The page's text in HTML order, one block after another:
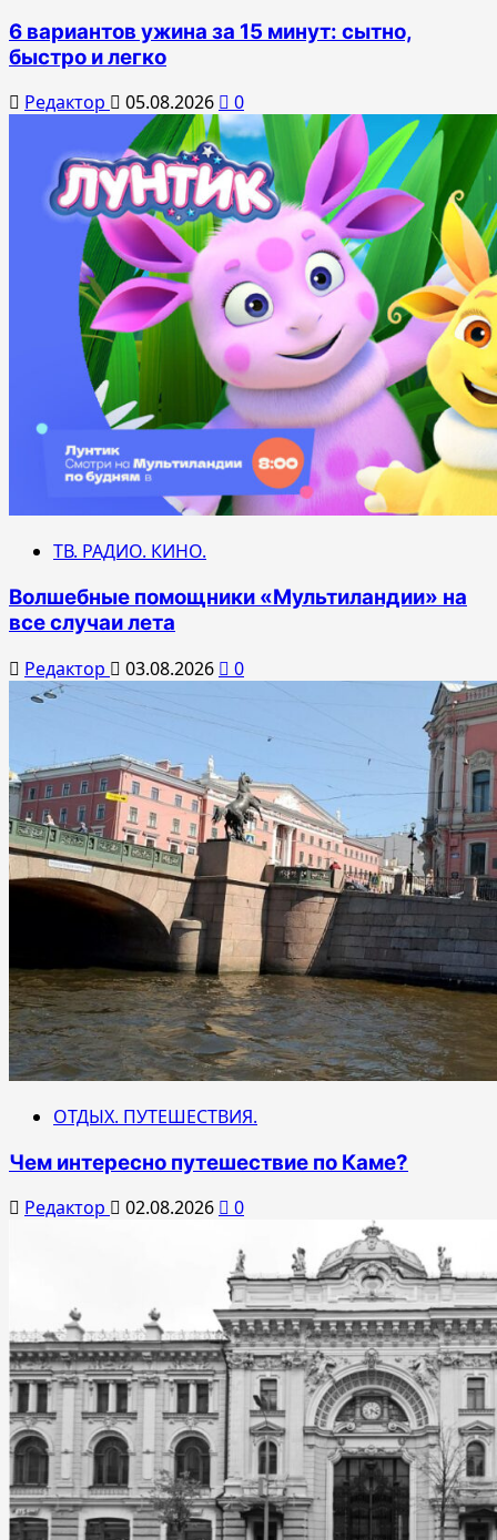
6 вариантов ужина за 15 минут: сытно,
быстро и легко
Редактор 05.08.2026 0
ТВ. РАДИО. КИНО.
Волшебные помощники «Мультиландии» на
все случаи лета
Редактор 03.08.2026 0
ОТДЫХ. ПУТЕШЕСТВИЯ.
Чем интересно путешествие по Каме?
Редактор 02.08.2026 0